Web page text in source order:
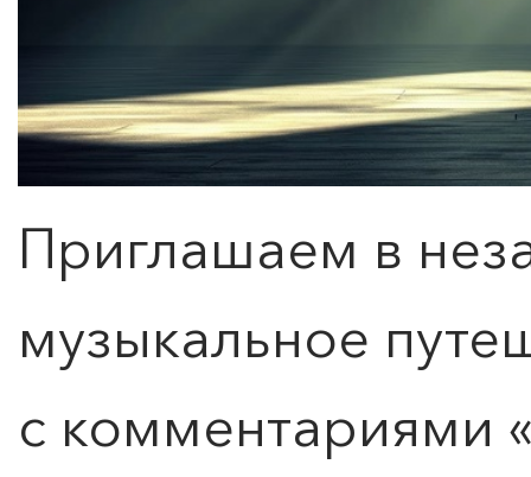
Приглашаем в
музыкальное
с комментариями